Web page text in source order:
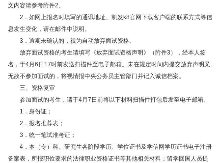
文内容请参考附件2。
2．如网上报名时填写的通讯地址、凯发k8官网下载客户端的联系方式等信
息发生变化，请在邮件中说明。
3．逾期未确认的，视为自动放弃面试资格。
放弃面试资格的考生请填写《放弃面试资格声明》（附件3），经本人签
名，于4月6日17时前发送扫描件至电子邮箱。未在规定时间内提交放弃声明又
无故不参加面试的，将视情报中央公务员主管部门并记入诚信档案。
三、资格复审
参加面试的考生，请于4月7日前将以下材料扫描件打包后发至电子邮箱。
1．身份证；
2．报名推荐表；
3．统一笔试准考证；
4．本（专）科、研究生各阶段学历、学位证书及学信网学历证书电子注册
备案表，所报职位要求的法律职业资格证书等其他相关材料；留学回国人员提